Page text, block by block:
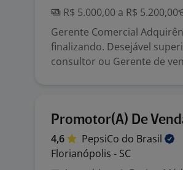
R$ 5.000,00 a R$ 5.200,00
Gerente Comercial
finalizando. Desejável
consultor ou Gerente de
Promotor(A) De
4,6 PepsiCo do Brasil
Florianópolis - SC